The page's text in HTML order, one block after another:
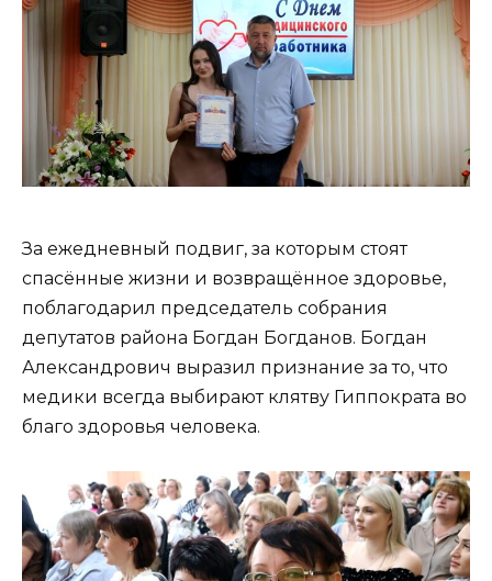
За ежедневный подвиг, за которым стоят
спасённые жизни и возвращённое здоровье,
поблагодарил председатель собрания
депутатов района Богдан Богданов. Богдан
Александрович выразил признание за то, что
медики всегда выбирают клятву Гиппократа во
благо здоровья человека.